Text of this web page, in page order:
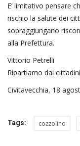
E’ limitativo pensare
rischio la salute dei
sopraggiungano
alla Prefettura.
Vittorio Petrelli
Ripartiamo dai cittadini
Civitavecchia, 18
Tags: cozzolino